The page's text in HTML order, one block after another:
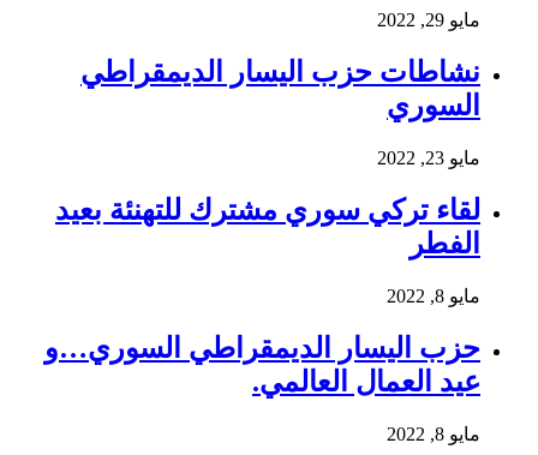
مايو 29, 2022
نشاطات حزب اليسار الديمقراطي
السوري
مايو 23, 2022
لقاء تركي سوري مشترك للتهنئة بعيد
الفطر
مايو 8, 2022
حزب اليسار الديمقراطي السوري…و
عيد العمال العالمي.
مايو 8, 2022